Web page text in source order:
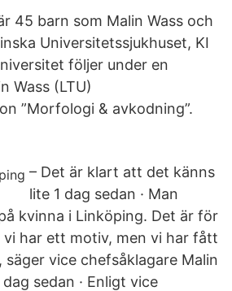
45 barn som Malin Wass och
Universitetssjukhuset, KI
följer under en
Wass (LTU)
”Morfologi & avkodning”.
– Det är klart att det känns
lite 1 dag sedan · Man
kvinna i Linköping. Det är för
har ett motiv, men vi har fått
vice chefsåklagare Malin
sedan · Enligt vice